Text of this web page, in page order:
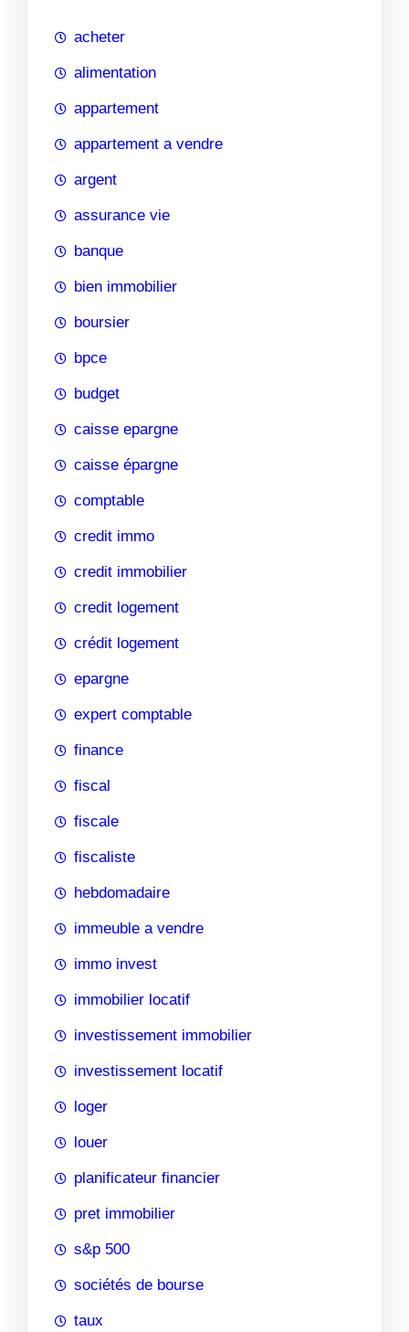
h
acheter
alimentation
appartement
appartement a vendre
argent
assurance vie
banque
bien immobilier
boursier
bpce
budget
caisse epargne
caisse épargne
comptable
credit immo
credit immobilier
credit logement
crédit logement
epargne
expert comptable
finance
fiscal
fiscale
fiscaliste
hebdomadaire
immeuble a vendre
immo invest
immobilier locatif
investissement immobilier
investissement locatif
loger
louer
planificateur financier
pret immobilier
s&p 500
sociétés de bourse
taux